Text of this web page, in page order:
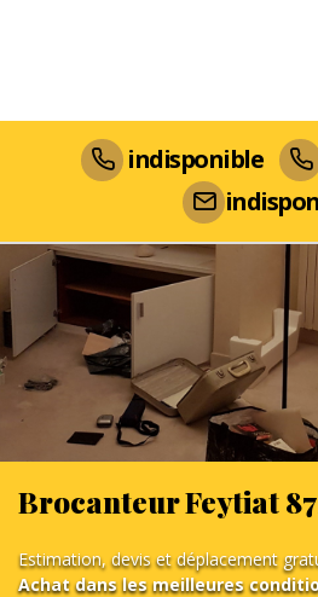
indisponible
Brocanteur Feytiat
Estimation, devis et déplacement
Achat dans les meilleures